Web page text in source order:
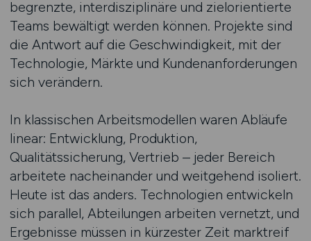
begrenzte, interdisziplinäre und zielorientierte
Teams bewältigt werden können. Projekte sind
die Antwort auf die Geschwindigkeit, mit der
Technologie, Märkte und Kundenanforderungen
sich verändern.
In klassischen Arbeitsmodellen waren Abläufe
linear: Entwicklung, Produktion,
Qualitätssicherung, Vertrieb – jeder Bereich
arbeitete nacheinander und weitgehend isoliert.
Heute ist das anders. Technologien entwickeln
sich parallel, Abteilungen arbeiten vernetzt, und
Ergebnisse müssen in kürzester Zeit marktreif